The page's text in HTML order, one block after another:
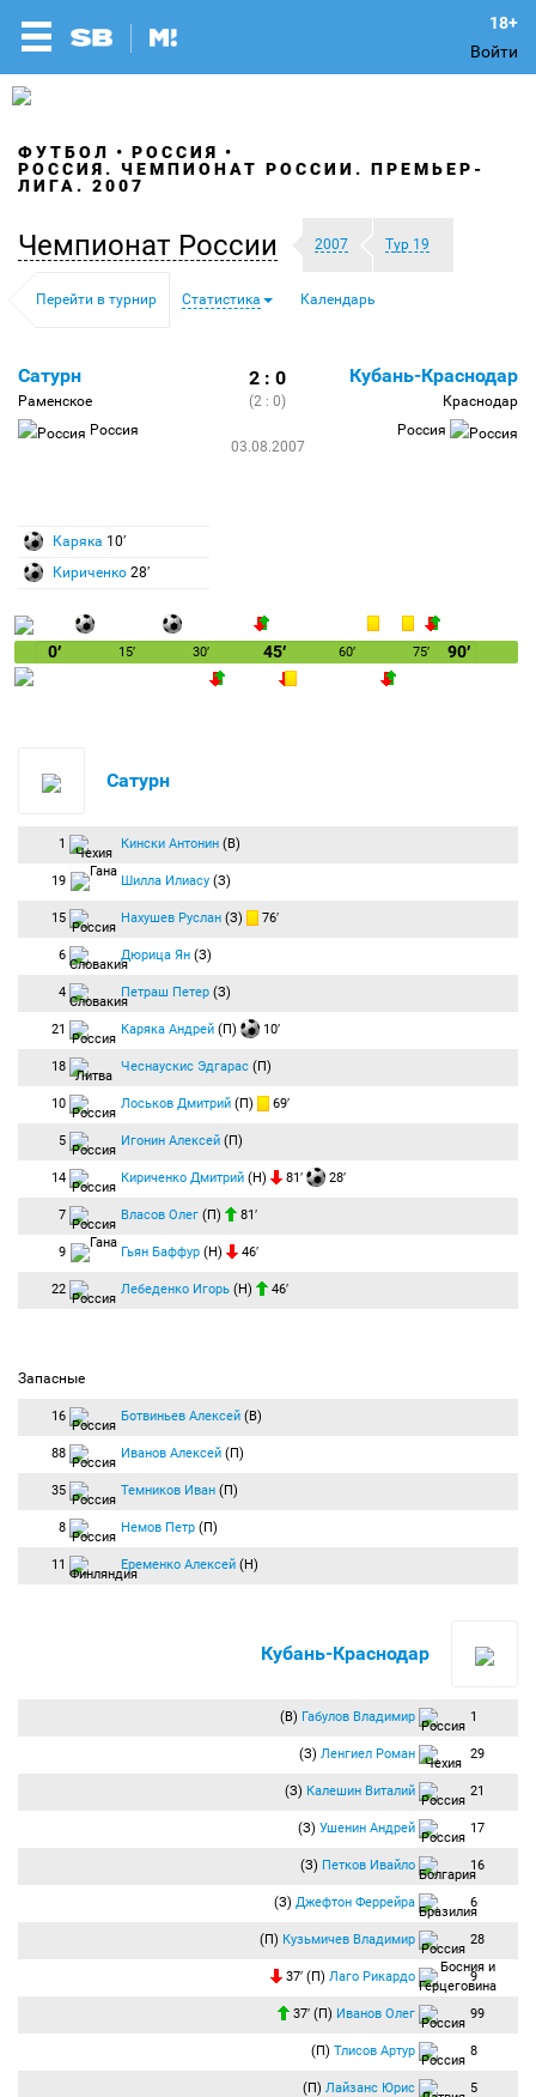
Войти
ФУТБОЛ
РОССИЯ
РОССИЯ. ЧЕМПИОНАТ РОССИИ. ПРЕМЬЕР-
ЛИГА. 2007
Чемпионат России 2007 Тур 19
Перейти в турнир Статистика Календарь
Сатурн
Раменское
Россия
2 : 0
(2 : 0)
03.08.2007
Кубань-Краснодар
Краснодар
Россия
Каряка 10′
Кириченко 28′
0′ 15′ 30′ 45′ 60′ 75′ 90′
Сатурн
1 Кински Антонин (В)
19 Шилла Илиасу (З)
15 Нахушев Руслан (З) 76′
6 Дюрица Ян (З)
4 Петраш Петер (З)
21 Каряка Андрей (П) 10′
18 Чеснаускис Эдгарас (П)
10 Лоськов Дмитрий (П) 69′
5 Игонин Алексей (П)
14 Кириченко Дмитрий (Н) 81′ 28′
7 Власов Олег (П) 81′
9 Гьян Баффур (Н) 46′
22 Лебеденко Игорь (Н) 46′
Запасные
16 Ботвиньев Алексей (В)
88 Иванов Алексей (П)
35 Темников Иван (П)
8 Немов Петр (П)
11 Еременко Алексей (Н)
Кубань-Краснодар
(В) Габулов Владимир 1
(З) Ленгиел Роман 29
(З) Калешин Виталий 21
(З) Ушенин Андрей 17
(З) Петков Ивайло 16
(З) Джефтон Феррейра 6
(П) Кузьмичев Владимир 28
37′ (П) Лаго Рикардо 9
37′ (П) Иванов Олег 99
(П) Тлисов Артур 8
(П) Лайзанс Юрис 5